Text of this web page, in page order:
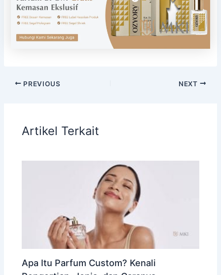
PREVIOUS NEXT
Artikel Terkait
Apa Itu Parfum Custom? Kenali